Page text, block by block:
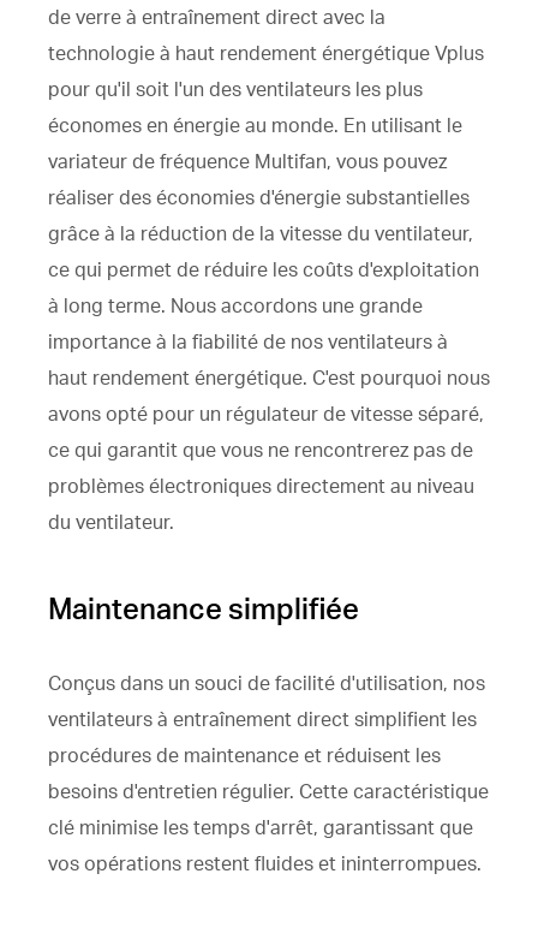
de verre à entraînement direct avec la
technologie à haut rendement énergétique Vplus
pour qu'il soit l'un des ventilateurs les plus
économes en énergie au monde. En utilisant le
variateur de fréquence Multifan, vous pouvez
réaliser des économies d'énergie substantielles
grâce à la réduction de la vitesse du ventilateur,
ce qui permet de réduire les coûts d'exploitation
à long terme. Nous accordons une grande
importance à la fiabilité de nos ventilateurs à
haut rendement énergétique. C'est pourquoi nous
avons opté pour un régulateur de vitesse séparé,
ce qui garantit que vous ne rencontrerez pas de
problèmes électroniques directement au niveau
du ventilateur.
Maintenance simplifiée
Conçus dans un souci de facilité d'utilisation, nos
ventilateurs à entraînement direct simplifient les
procédures de maintenance et réduisent les
besoins d'entretien régulier. Cette caractéristique
clé minimise les temps d'arrêt, garantissant que
vos opérations restent fluides et ininterrompues.